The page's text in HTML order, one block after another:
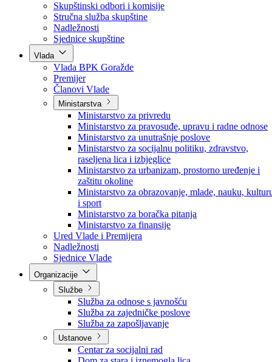
Poslanici po strankama
Poslanici po klubovima naroda
Kolegij skupštine
Skupštinski odbori i komisije
Stručna služba skupštine
Nadležnosti
Sjednice skupštine
Vlada
Vlada BPK Goražde
Premijer
Članovi Vlade
Ministarstva
Ministarstvo za privredu
Ministarstvo za pravosuđe, upravu i radne odnose
Ministarstvo za unutrašnje poslove
Ministarstvo za socijalnu politiku, zdravstvo,
raseljena lica i izbjeglice
Ministarstvo za urbanizam, prostorno uređenje i
zaštitu okoline
Ministarstvo za obrazovanje, mlade, nauku,
i sport
Ministarstvo za boračka pitanja
Ministarstvo za finansije
Ured Vlade i Premijera
Nadležnosti
Sjednice Vlade
Službe
Služba za odnose s javnošću
Služba za zajedničke poslove
Služba za zapošljavanje